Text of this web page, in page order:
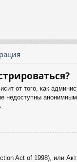
от того, как
недоступны
Act of 1998), или